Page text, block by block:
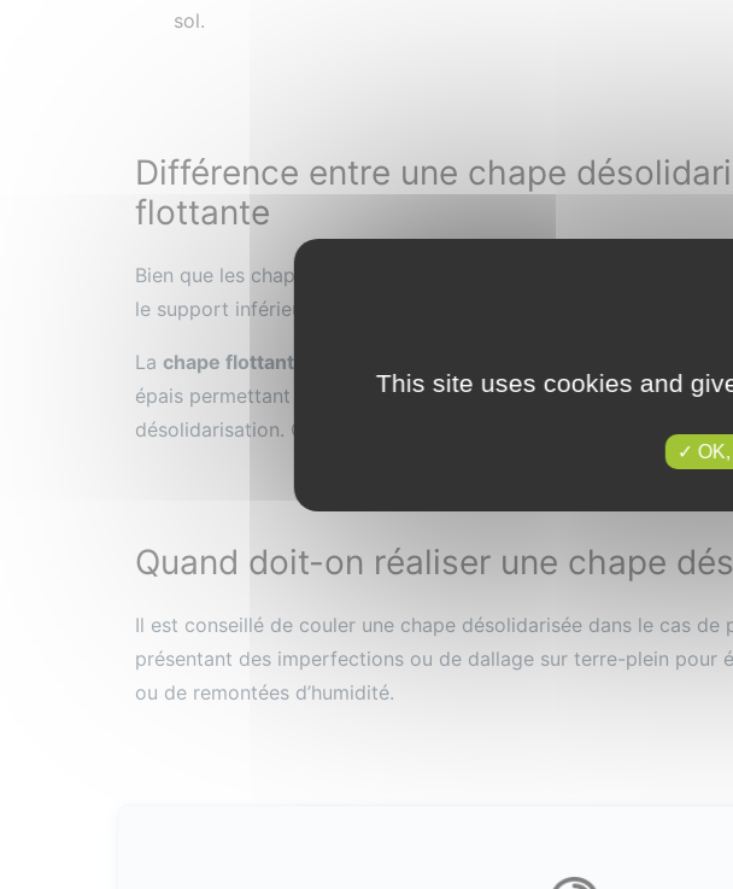
sol.
​​​​​​​Différence entre une chape
flottante
Bien que les chapes désolidarisées et flottantes utilisent toutes
le support inférieur de la chape, elles ne sont pas tout à fait
La chape flottante se distingue de la chape désolidarisée
épais permettant d'améliorer l'isolation thermique et/ou
désolidarisation. Cet isolant est généralement inséré entre la
Quand doit-on réaliser une chape
Il est conseillé de couler une chape désolidarisée dans le cas
présentant des imperfections ou de dallage sur terre-plein pour
ou de remontées d’humidité.
This site uses cookies and
OK,